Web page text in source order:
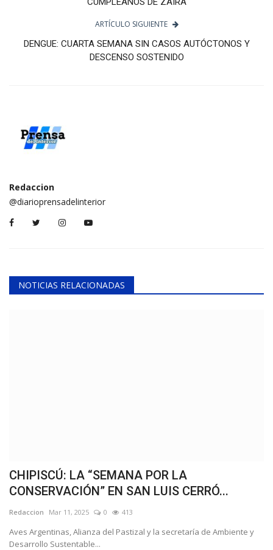
ARTÍCULO SIGUIENTE
DENGUE: CUARTA SEMANA SIN CASOS AUTÓCTONOS Y
DESCENSO SOSTENIDO
Redaccion
@diarioprensadelinterior
NOTICIAS RELACIONADAS
CHIPISCÚ: LA “SEMANA POR LA
CONSERVACIÓN” EN SAN LUIS CERRÓ...
Redaccion Mar 11, 2025 0 413
Aves Argentinas, Alianza del Pastizal y la secretaría de Ambiente y
Desarrollo Sustentable...